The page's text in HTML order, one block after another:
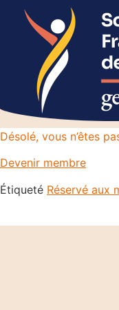
Désolé, vous n’êtes
Devenir membre
Étiqueté Réservé aux